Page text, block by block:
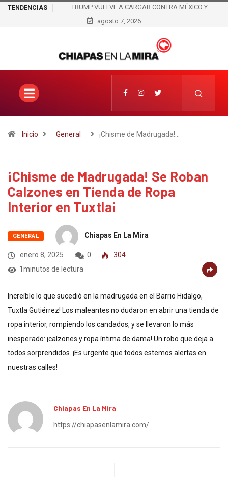
TENDENCIAS
CONTRA MÉXICO Y
HAN ENRIQUECIDO A
POLICÍAS ESTATALES REITERAN
MANDO; SEÑALAN MALTRATO,
agosto 7, 2026
Inicio General ¡Chisme de Madrugada!…
¡Chisme de Madrugada! Se Roban
Calzones en Tienda de Ropa
Interior en Tuxtla¡
GENERAL Chiapas En La Mira
enero 8, 2025 0
304
1minutos de lectura
Increíble lo que sucedió en la madrugada en el Barrio Hidalgo,
Tuxtla Gutiérrez! Los maleantes no dudaron en abrir una tienda de
ropa interior, rompiendo los candados, y se llevaron lo más
inesperado: ¡calzones y ropa íntima de dama! Un robo que deja a
todos sorprendidos. ¡Es urgente que todos estemos alertas en
nuestras calles!
Chiapas En La Mira
https://chiapasenlamira.com/